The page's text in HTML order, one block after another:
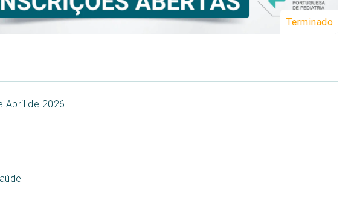
Terminado
Abril de 2026